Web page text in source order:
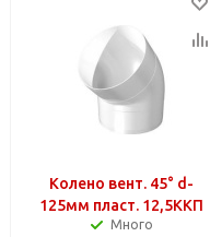
Колено вент. 45° d-
125мм пласт. 12,5ККП
Много